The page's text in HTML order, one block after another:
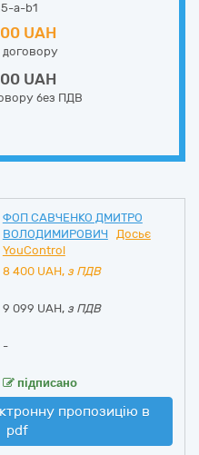
a-b1
UAH
договору
UAH
без ПДВ
ФОП САВЧЕНКО ДМИТРО
ВОЛОДИМИРОВИЧ
Досьє
YouControl
8 400 UAH, з ПДВ
9 099 UAH, з ПДВ
-
підписано
пропозицію в
pdf